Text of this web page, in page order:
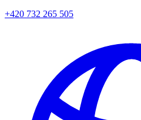
+420 732 265 505